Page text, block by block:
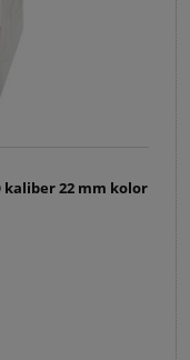
kaliber 22 mm kolor